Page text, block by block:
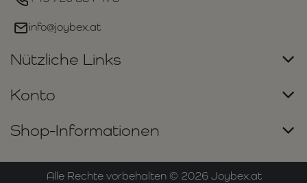
info@joybex.at
Nützliche Links
Konto
Shop-Informationen
Alle Rechte vorbehalten © 2026 Joybex.at